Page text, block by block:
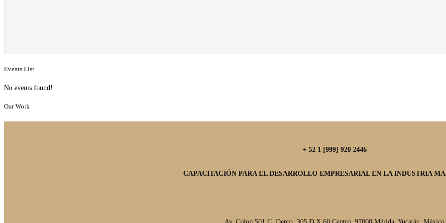
Events List
No events found!
Our Work
+ 52 1 [999] 920 2446
CAPACITACIÓN PARA EL DESARROLLO EMPRESARIAL EN LA INDUSTRIA